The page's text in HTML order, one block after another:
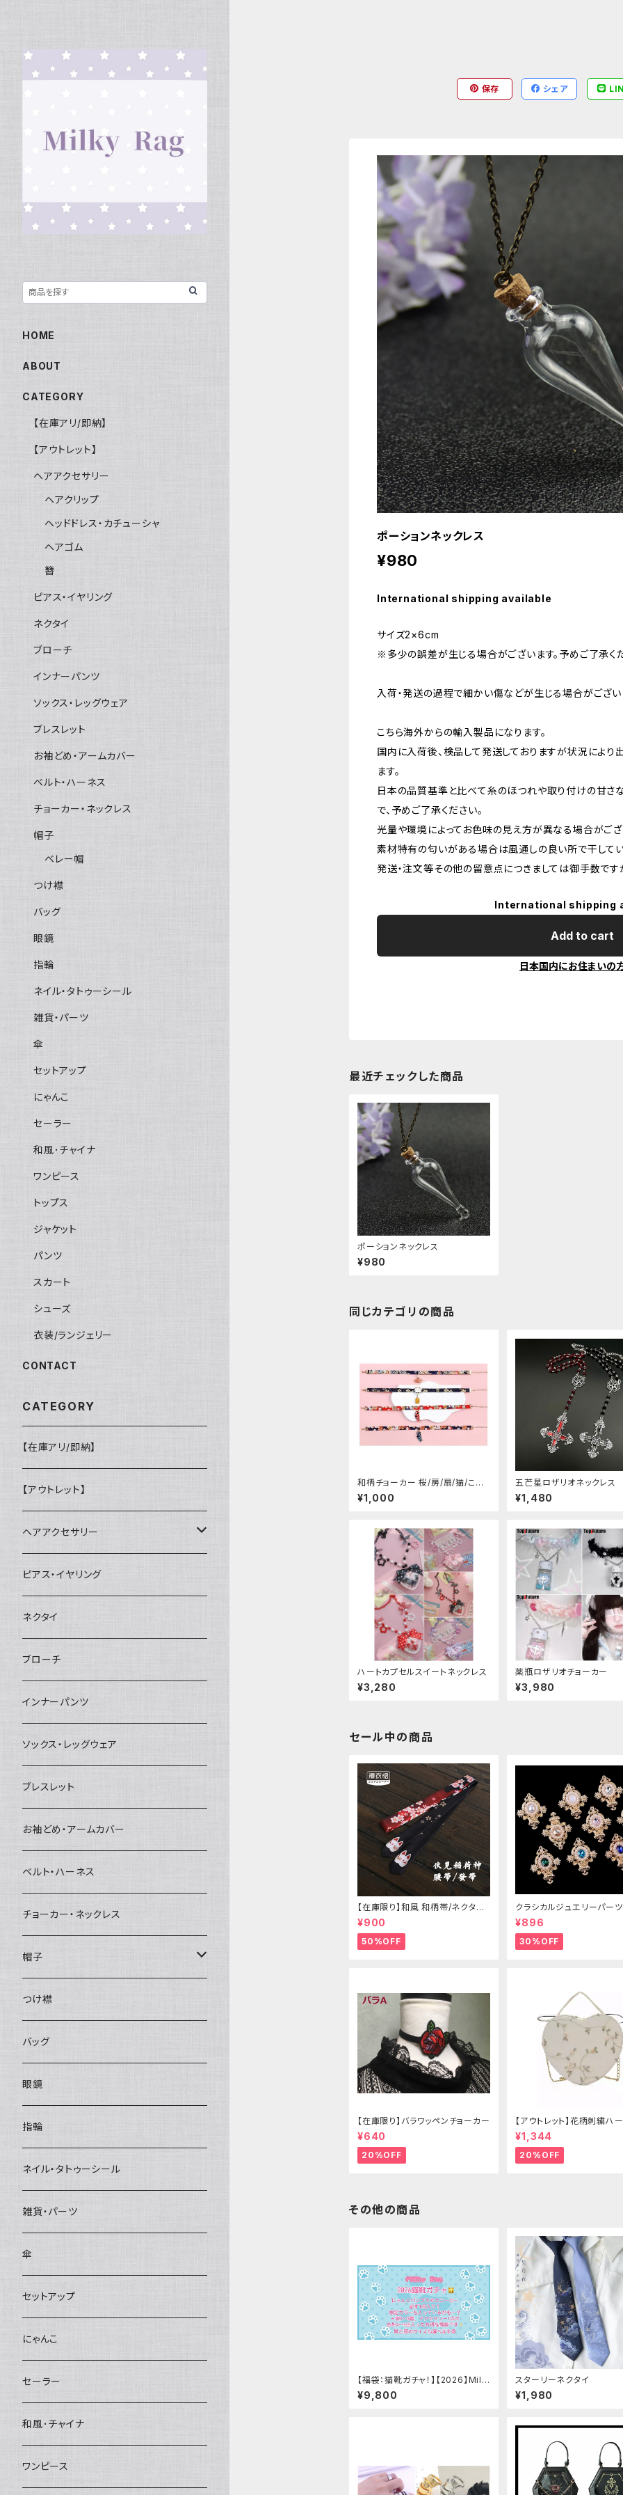
保存 シェア
ポーションネックレス
¥980
International shipping available
サイズ2×6cm
※多少の誤差が生じる場合がございます。予めご了承くだ
入荷・発送の過程で細かい傷などが生じる場合がござい
こちら海外からの輸入製品になります。
国内に入荷後、検品して発送しておりますが状況によ
ます。
日本の品質基準と比べて糸のほつれや取り付けの甘さ
で、予めご了承ください。
光量や環境によってお色味の見え方が異なる場合がござ
素材特有の匂いがある場合は風通しの良い所で干してい
発送・注文等その他の留意点につきましては御手数で
International shipping
Add to cart
日本国内にお住まいの
最近チェックした商品
ポーションネックレス
¥980
同じカテゴリの商品
和柄チョーカー 桜/房/扇/猫/こい
のぼり
¥1,000
五芒星ロザリオネックレス
¥1,480
ハートカプセルスイートネックレス
¥3,280
薬瓶ロザリオチョーカー
¥3,980
セール中の商品
【在庫限り】和風 和柄帯/ネクタイ/
リボン（狐面/金魚
¥900
50%OFF
クラシカルジュエリーパーツ
¥896
30%OFF
【在庫限り】バラワッペンチョーカー
¥640
20%OFF
【アウトレット】花柄刺繍ハ
グ
¥1,344
20%OFF
その他の商品
【福袋：猫靴ガチャ！】【2026】Milk
y Rag 福袋
¥9,800
スターリーネクタイ
¥1,980
HOME
ABOUT
CATEGORY
【在庫アリ/即納】
【アウトレット】
ヘアアクセサリー
ヘアクリップ
ヘッドドレス・カチューシャ
ヘアゴム
簪
ピアス・イヤリング
ネクタイ
ブローチ
インナーパンツ
ソックス・レッグウェア
ブレスレット
お袖どめ・アームカバー
ベルト・ハーネス
チョーカー・ネックレス
帽子
ベレー帽
つけ襟
バッグ
眼鏡
指輪
ネイル・タトゥーシール
雑貨・パーツ
傘
セットアップ
にゃんこ
セーラー
和風･チャイナ
ワンピース
トップス
ジャケット
パンツ
スカート
シューズ
衣装/ランジェリー
CONTACT
CATEGORY
【在庫アリ/即納】
【アウトレット】
ヘアアクセサリー
ヘアクリップ
ヘッドドレス・カチューシャ
ヘアゴム
簪
ピアス・イヤリング
ネクタイ
ブローチ
インナーパンツ
ソックス・レッグウェア
ブレスレット
お袖どめ・アームカバー
ベルト・ハーネス
チョーカー・ネックレス
帽子
ベレー帽
つけ襟
バッグ
眼鏡
指輪
ネイル・タトゥーシール
雑貨・パーツ
傘
セットアップ
にゃんこ
セーラー
和風･チャイナ
ワンピース